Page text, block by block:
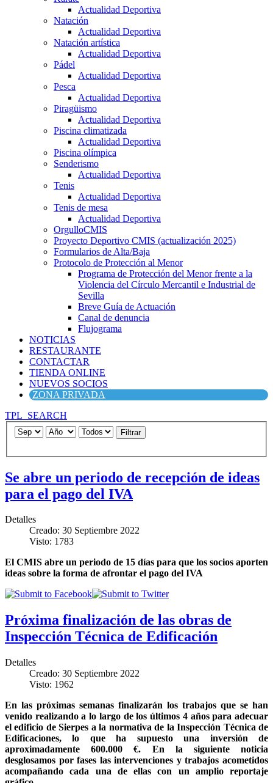
Actualidad Deportiva
Natación
Actualidad Deportiva
Natación artística
Actualidad Deportiva
Pádel
Actualidad Deportiva
Pesca
Actualidad Deportiva
Piragüismo
Actualidad Deportiva
Piscina climatizada
Actualidad Deportiva
Piscina olímpica
Senderismo
Actualidad Deportiva
Tenis
Actualidad Deportiva
Tenis de mesa
Actualidad Deportiva
OrgulloCMIS
Proyecto Deportivo CMIS (actualización 2025)
Formularios de Alta/Baja
Protocolo de Protección al Menor
Programa de Protección del Menor frente a la
Violencia del Círculo Mercantil e Industrial de
Sevilla
Breve Guía de Actuación
Canal de denuncia
Flujograma
NOTICIAS
RESTAURANTE
CONTACTAR
TIENDA ONLINE
NUEVOS SOCIOS
ZONA PRIVADA
TPL_SEARCH
Filtrar
Se abre un periodo de recepción de ideas
para el pago del IVA
Detalles
Creado: 30 Septiembre 2022
Visto: 1783
El CMIS abre un periodo de 15 días para que los socios aporten
ideas sobre la forma de afrontar el pago del IVA
Próxima finalización de las obras de
Inspección Técnica de Edificación
Detalles
Creado: 30 Septiembre 2022
Visto: 1962
En las próximas semanas finalizarán los trabajos que se han
venido realizando a lo largo de los últimos 4 años para adecuar
el edificio de Sierpes a la normativa de la Inspección Técnica de
Edificaciones, lo que ha supuesto una inversión de
aproximadamente 600.000 €. En la siguiente noticia
desglosamos por fases las intervenciones y trabajos acometidos
acompañando cada una de ellas con un amplio reportaje